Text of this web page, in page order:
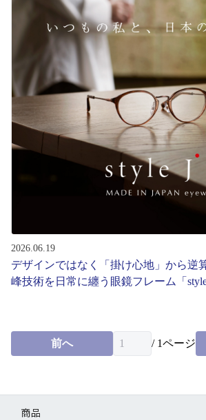
ブランド一覧
コンテンツを探す
スタッフコンテンツ
スタッフコンテンツ一覧
ブログ
目のまめちしき
初めてのお客様へ
2026.06.19
デザインではなく「掛け心地」から逆
峰技術を日常に纏う眼鏡フレーム「
前へ / 1ページ
商品